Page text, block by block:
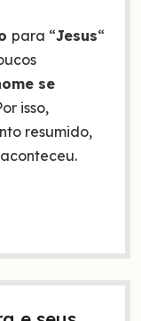
para “Jesus“
se
isso,
resumido,